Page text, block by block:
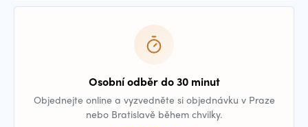
Osobní odběr do 30 minut
Objednejte online a vyzvedněte si objednávku v Praze
nebo Bratislavě během chvilky.